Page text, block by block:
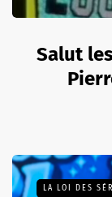
Salut
LA LOI DES